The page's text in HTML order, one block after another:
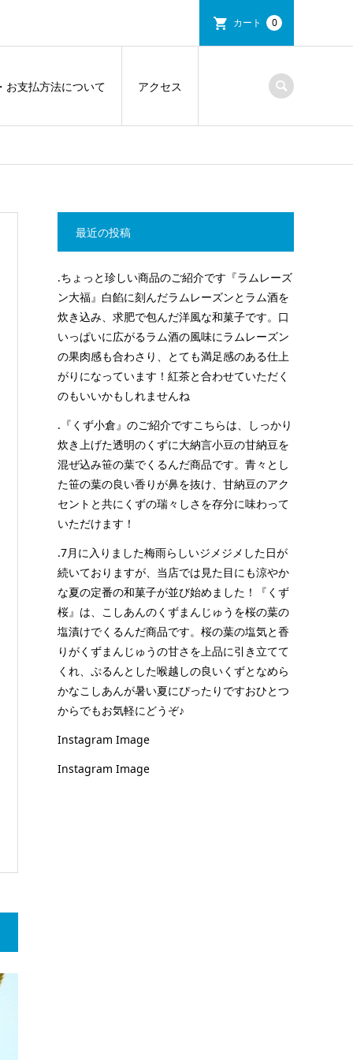
カート 0
お支払方法について アクセス
最近の投稿
.ちょっと珍しい商品のご紹介です『ラムレーズ
ン大福』白餡に刻んだラムレーズンとラム酒を
炊き込み、求肥で包んだ洋風な和菓子です。口
いっぱいに広がるラム酒の風味にラムレーズン
の果肉感も合わさり、とても満足感のある仕上
がりになっています！紅茶と合わせていただく
のもいいかもしれませんね
.『くず小倉』のご紹介ですこちらは、しっかり
炊き上げた透明のくずに大納言小豆の甘納豆を
混ぜ込み笹の葉でくるんだ商品です。青々とし
た笹の葉の良い香りが鼻を抜け、甘納豆のアク
セントと共にくずの瑞々しさを存分に味わって
いただけます！
.7月に入りました梅雨らしいジメジメした日が
続いておりますが、当店では見た目にも涼やか
な夏の定番の和菓子が並び始めました！『くず
桜』は、こしあんのくずまんじゅうを桜の葉の
塩漬けでくるんだ商品です。桜の葉の塩気と香
りがくずまんじゅうの甘さを上品に引き立てて
くれ、ぷるんとした喉越しの良いくずとなめら
かなこしあんが暑い夏にぴったりですおひとつ
からでもお気軽にどうぞ♪
Instagram Image
Instagram Image